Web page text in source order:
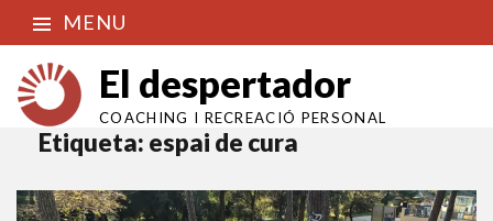
MENU
El despertador
COACHING I RECREACIÓ PERSONAL
Etiqueta: espai de cura